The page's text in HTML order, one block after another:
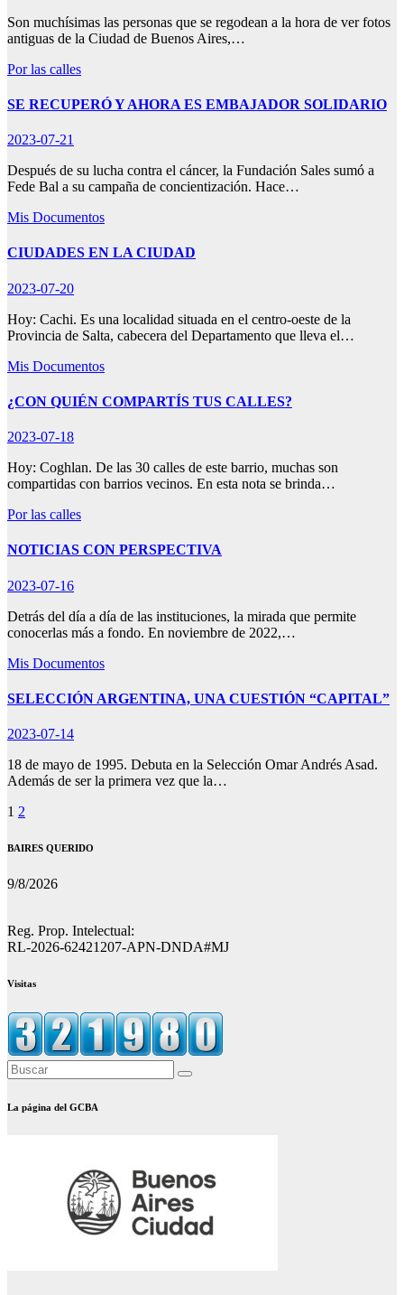
Son muchísimas las personas que se regodean a la hora de ver fotos
antiguas de la Ciudad de Buenos Aires,…
Por las calles
SE RECUPERÓ Y AHORA ES EMBAJADOR SOLIDARIO
2023-07-21
Después de su lucha contra el cáncer, la Fundación Sales sumó a
Fede Bal a su campaña de concientización. Hace…
Mis Documentos
CIUDADES EN LA CIUDAD
2023-07-20
Hoy: Cachi. Es una localidad situada en el centro-oeste de la
Provincia de Salta, cabecera del Departamento que lleva el…
Mis Documentos
¿CON QUIÉN COMPARTÍS TUS CALLES?
2023-07-18
Hoy: Coghlan. De las 30 calles de este barrio, muchas son
compartidas con barrios vecinos. En esta nota se brinda…
Por las calles
NOTICIAS CON PERSPECTIVA
2023-07-16
Detrás del día a día de las instituciones, la mirada que permite
conocerlas más a fondo. En noviembre de 2022,…
Mis Documentos
SELECCIÓN ARGENTINA, UNA CUESTIÓN “CAPITAL”
2023-07-14
18 de mayo de 1995. Debuta en la Selección Omar Andrés Asad.
Además de ser la primera vez que la…
Paginación
de
1 2
BAIRES QUERIDO
9/8/2026
Reg. Prop. Intelectual:
RL-2026-62421207-APN-DNDA#MJ
Visitas
La página del GCBA